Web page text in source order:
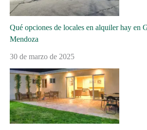
Qué opciones de locales en alquiler hay en
Mendoza
30 de marzo de 2025